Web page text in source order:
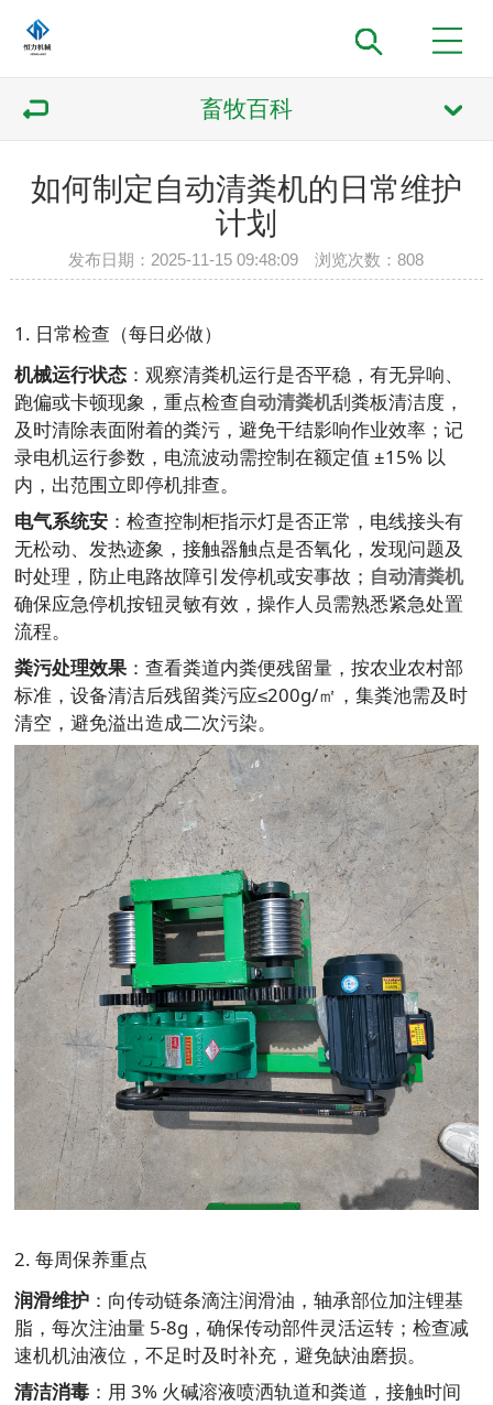
畜牧百科
如何制定自动清粪机的日常维护
计划
发布日期：2025-11-15 09:48:09 浏览次数：808
1. 日常检查（每日必做）
机械运行状态 ：观察清粪机运行是否平稳，有无异响、
跑偏或卡顿现象，重点检查自动清粪机刮粪板清洁度，
及时清除表面附着的粪污，避免干结影响作业效率；记
录电机运行参数，电流波动需控制在额定值 ±15% 以
内，出范围立即停机排查。
电气系统安 ：检查控制柜指示灯是否正常，电线接头有
无松动、发热迹象，接触器触点是否氧化，发现问题及
时处理，防止电路故障引发停机或安事故； 自动清粪机
确保应急停机按钮灵敏有效，操作人员需熟悉紧急处置
流程。
粪污处理效果 ：查看粪道内粪便残留量，按农业农村部
标准，设备清洁后残留粪污应≤200g/㎡，集粪池需及时
清空，避免溢出造成二次污染。
2. 每周保养重点
润滑维护 ：向传动链条滴注润滑油，轴承部位加注锂基
脂，每次注油量 5-8g，确保传动部件灵活运转；检查减
速机机油液位，不足时及时补充，避免缺油磨损。
清洁消毒 ：用 3% 火碱溶液喷洒轨道和粪道，接触时间